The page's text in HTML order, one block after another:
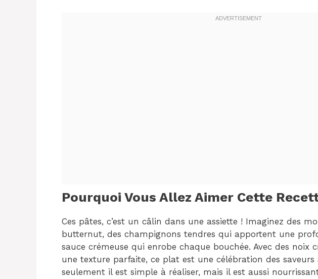
Pourquoi Vous Allez Aimer Cette
Ces pâtes, c’est un câlin dans une assiette ! Imaginez des
butternut, des champignons tendres qui apportent une
sauce crémeuse qui enrobe chaque bouchée. Avec des noix
une texture parfaite, ce plat est une célébration des saveurs
seulement il est simple à réaliser, mais il est aussi